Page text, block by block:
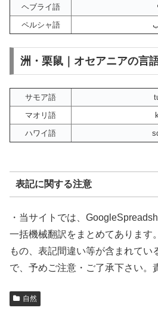
ヘブライ語
ペルシャ語
洲・栗鼠｜オセアニアの言
サモア語
マオリ語
ハワイ語
表記に関する注意
・当サイトでは、
一括機械翻訳をまとめてあります
もの、表記間違い等が含まれてい
で、予めご注意・ご了承下さい。
自然